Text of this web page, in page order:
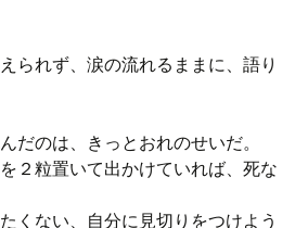
られず、涙の流れるままに、語り
だのは、きっとおれのせいだ。
２粒置いて出かけていれば、死な
くない、自分に見切りをつけよう